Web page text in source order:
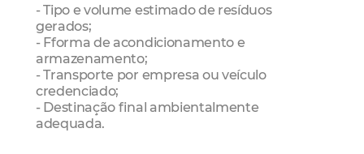
- Tipo e volume estimado de resíduos
gerados;
- Fforma de acondicionamento e
armazenamento;
- Transporte por empresa ou veículo
credenciado;
- Destinação final ambientalmente
adequada.